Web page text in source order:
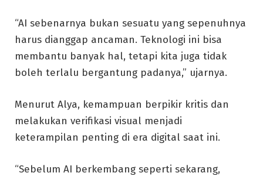
“AI sebenarnya bukan sesuatu yang sepenuhnya
harus dianggap ancaman. Teknologi ini bisa
membantu banyak hal, tetapi kita juga tidak
boleh terlalu bergantung padanya,” ujarnya.
Menurut Alya, kemampuan berpikir kritis dan
melakukan verifikasi visual menjadi
keterampilan penting di era digital saat ini.
“Sebelum AI berkembang seperti sekarang,